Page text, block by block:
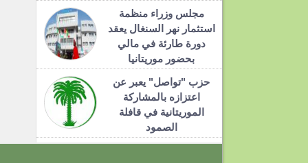
مجلس وزراء منظمة
استثمار نهر السنغال يعقد
دورة طارئة في مالي
بحضور موريتانيا
حزب "تواصل" يعبر عن
اعتزازه بالمشاركة
الموريتانية في قافلة
الصمود